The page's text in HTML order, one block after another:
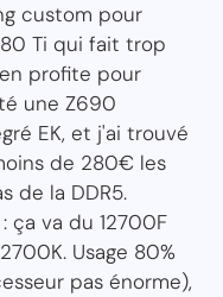
custom pour
Ti qui fait trop
profite pour
une Z690
EK, et j'ai trouvé
de 280€ les
de la DDR5.
ça va du 12700F
Usage 80%
pas énorme),